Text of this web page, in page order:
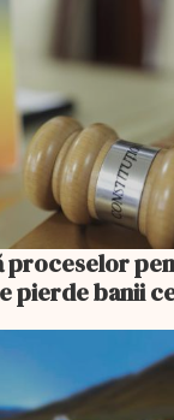
proceselor
pierde banii